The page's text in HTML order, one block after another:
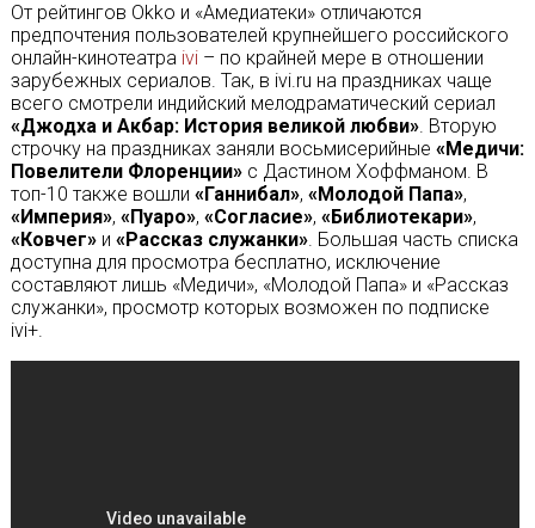
От рейтингов Okko и «Амедиатеки» отличаются
предпочтения пользователей крупнейшего российского
онлайн-кинотеатра ivi– по крайней мере в отношении
зарубежных сериалов. Так, в ivi.ru на праздниках чаще
всего смотрели индийский мелодраматический сериал
«Джодха и Акбар: История великой любви». Вторую
строчку на праздниках заняли восьмисерийные «Медичи:
Повелители Флоренции»с Дастином Хоффманом. В
топ-10 также вошли «Ганнибал», «Молодой Папа»,
«Империя», «Пуаро», «Согласие», «Библиотекари»,
«Ковчег»и «Рассказ служанки». Большая часть списка
доступна для просмотра бесплатно, исключение
составляют лишь «Медичи», «Молодой Папа» и «Рассказ
служанки», просмотр которых возможен по подписке
ivi+.